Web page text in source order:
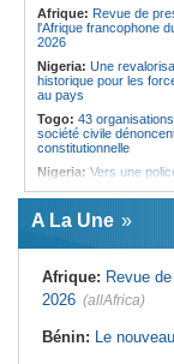
Centrafrique:Incident
Les FACA récupèrent
Afrique: Revue de
l'Afrique francophone
2026
Nigeria: Une
historique pour les
au pays
Togo: 43
société civile
constitutionnelle
Nigeria: Vers une
enlèvements
Afrique de l'Ouest:
Deux débats
Afrique:CAN
d'Ivoire affrontera
Maroc fera face à
Sénégal: Ouverture
A La Une
Afrique: Revue
2026 (allAfrica)
Bénin: Le